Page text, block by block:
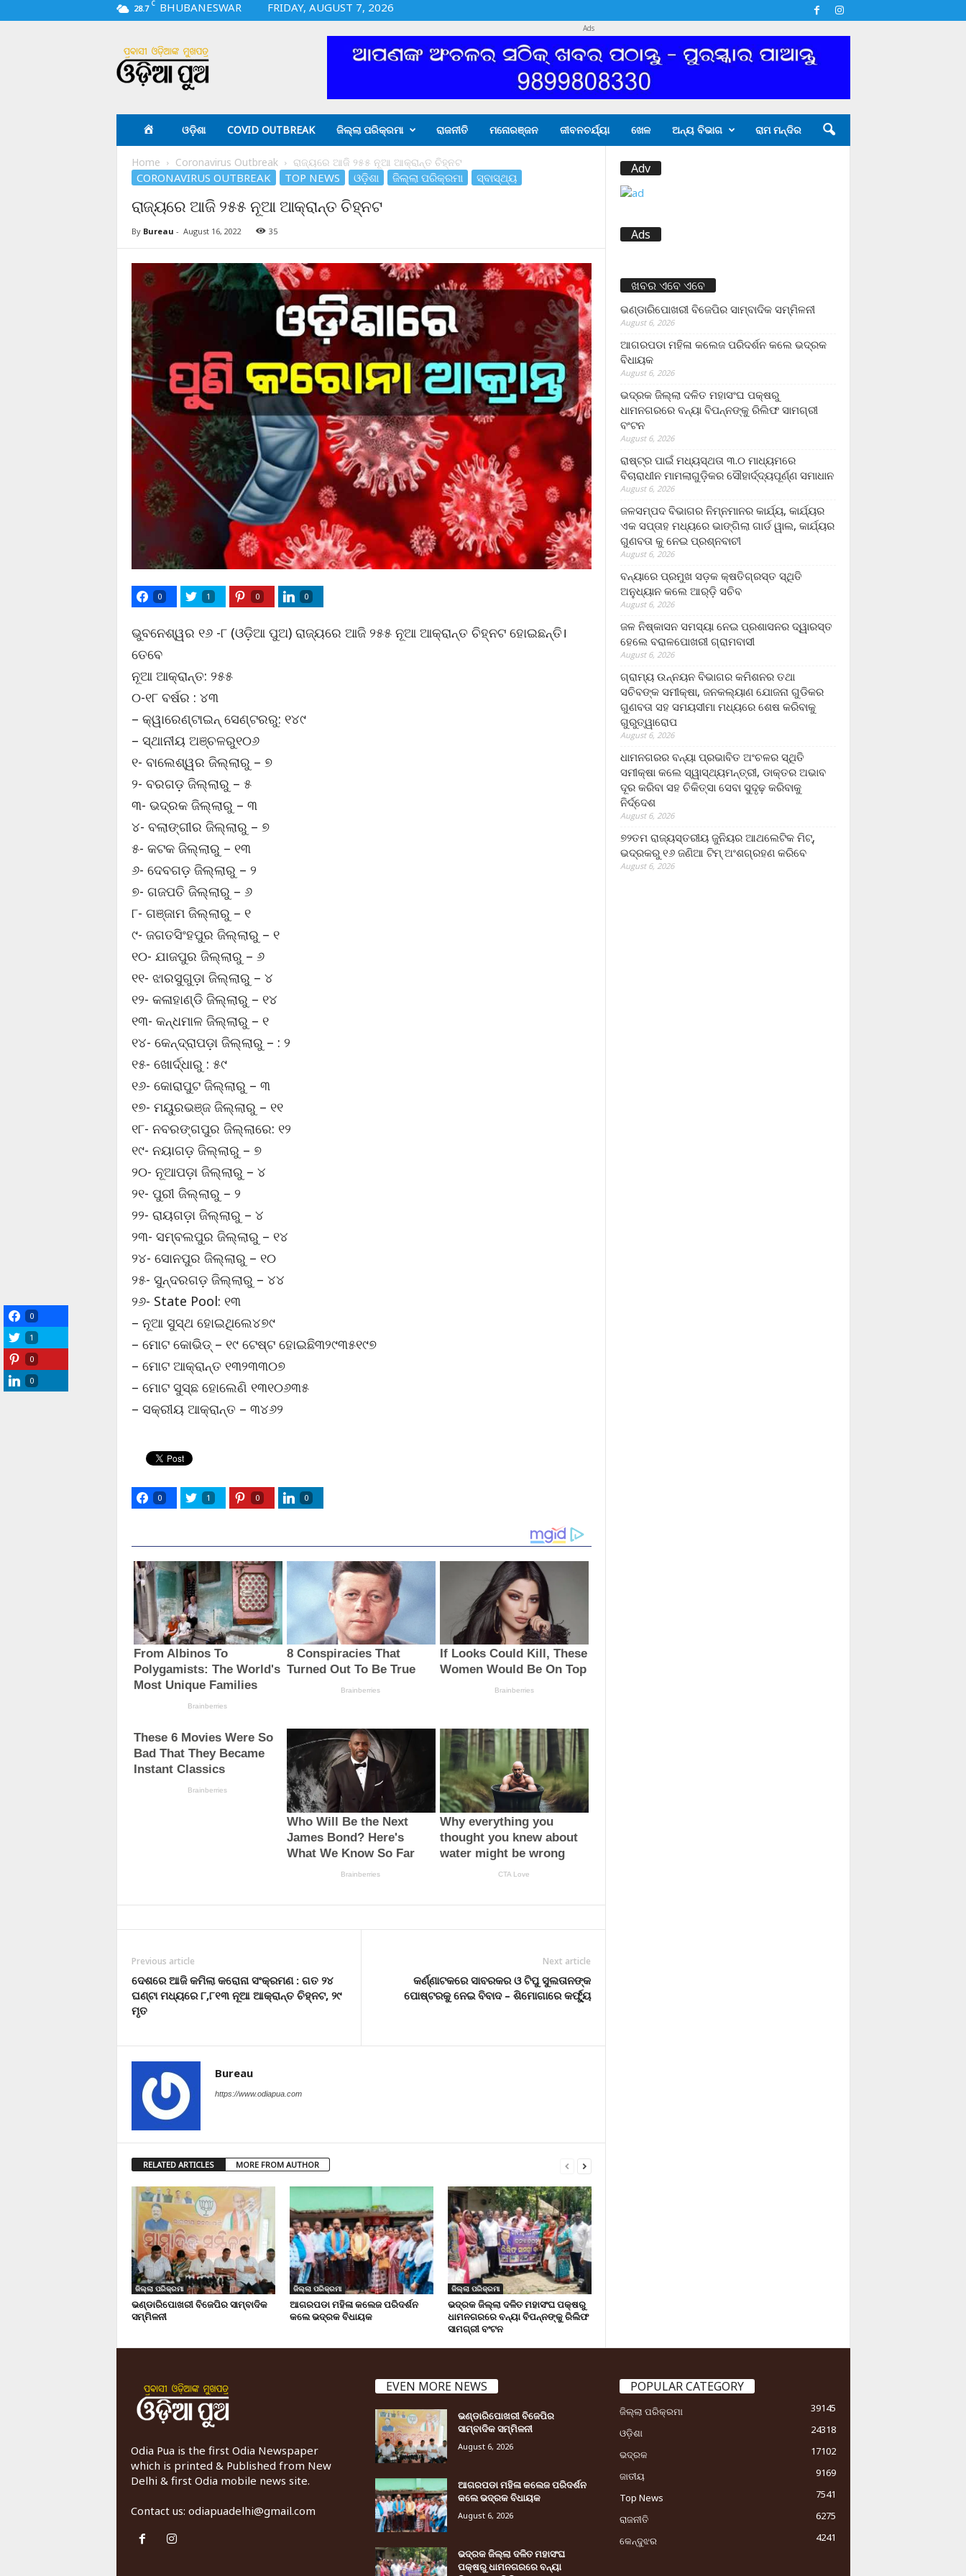
28.7 C BHUBANESWAR
FRIDAY, AUGUST 7, 2026
i
a
Ads
ଓଡ଼ିଶା COVID OUTBREAK ଜିଲ୍ଲା ପରିକ୍ରମା ରାଜନୀତି ମନୋରଞ୍ଜନ ଜୀବନଚର୍ଯ୍ୟା ଖେଳ ଅନ୍ୟ ବିଭାଗ ରାମ ମନ୍ଦିର
Home Coronavirus Outbreak ରାଜ୍ୟରେ ଆଜି ୨୫୫ ନୂଆ ଆକ୍ରାନ୍ତ ଚିହ୍ନଟ
CORONAVIRUS OUTBREAK TOP NEWS ଓଡ଼ିଶା ଜିଲ୍ଲା ପରିକ୍ରମା ସ୍ବାସ୍ଥ୍ୟ
ରାଜ୍ୟରେ ଆଜି ୨୫୫ ନୂଆ ଆକ୍ରାନ୍ତ ଚିହ୍ନଟ
By Bureau - August 16, 2022 35
0 1 0 0
ଭୁବନେଶ୍ୱର ୧୬ -୮ (ଓଡ଼ିଆ ପୁଅ) ରାଜ୍ୟରେ ଆଜି ୨୫୫ ନୂଆ ଆକ୍ରାନ୍ତ ଚିହ୍ନଟ ହୋଇଛନ୍ତି।
ତେବେ
ନୂଆ ଆକ୍ରାନ୍ତ: ୨୫୫
୦-୧୮ ବର୍ଷର : ୪୩
– କ୍ୱାରେଣ୍ଟାଇନ୍ ସେଣ୍ଟରରୁ: ୧୪୯
– ସ୍ଥାନୀୟ ଅଞ୍ଚଳରୁ୧୦୬
୧- ବାଲେଶ୍ୱର ଜିଲ୍ଲାରୁ – ୭
୨- ବରଗଡ଼ ଜିଲ୍ଲାରୁ – ୫
୩- ଭଦ୍ରକ ଜିଲ୍ଲାରୁ – ୩
୪- ବଲାଙ୍ଗୀର ଜିଲ୍ଲାରୁ – ୭
୫- କଟକ ଜିଲ୍ଲାରୁ – ୧୩
୬- ଦେବଗଡ଼ ଜିଲ୍ଲାରୁ – ୨
୭- ଗଜପତି ଜିଲ୍ଲାରୁ – ୬
୮- ଗଞ୍ଜାମ ଜିଲ୍ଲାରୁ – ୧
୯- ଜଗତସିଂହପୁର ଜିଲ୍ଲାରୁ – ୧
୧୦- ଯାଜପୁର ଜିଲ୍ଲାରୁ – ୬
୧୧- ଝାରସୁଗୁଡ଼ା ଜିଲ୍ଲାରୁ – ୪
୧୨- କଳାହାଣ୍ଡି ଜିଲ୍ଲାରୁ – ୧୪
୧୩- କନ୍ଧମାଳ ଜିଲ୍ଲାରୁ – ୧
୧୪- କେନ୍ଦ୍ରାପଡ଼ା ଜିଲ୍ଲାରୁ – : ୨
୧୫- ଖୋର୍ଦ୍ଧାରୁ : ୫୯
୧୬- କୋରାପୁଟ ଜିଲ୍ଲାରୁ – ୩
୧୭- ମୟୁରଭଞ୍ଜ ଜିଲ୍ଲାରୁ – ୧୧
୧୮- ନବରଙ୍ଗପୁର ଜିଲ୍ଲାରେ: ୧୨
୧୯- ନୟାଗଡ଼ ଜିଲ୍ଲାରୁ – ୭
୨୦- ନୂଆପଡ଼ା ଜିଲ୍ଲାରୁ – ୪
୨୧- ପୁରୀ ଜିଲ୍ଲାରୁ – ୨
୨୨- ରାୟଗଡ଼ା ଜିଲ୍ଲାରୁ – ୪
୨୩- ସମ୍ବଲପୁର ଜିଲ୍ଲାରୁ – ୧୪
୨୪- ସୋନପୁର ଜିଲ୍ଲାରୁ – ୧୦
୨୫- ସୁନ୍ଦରଗଡ଼ ଜିଲ୍ଲାରୁ – ୪୪
୨୬- State Pool: ୧୩
– ନୂଆ ସୁସ୍ଥ ହୋଇଥିଲେ୪୭୯
– ମୋଟ କୋଭିଡ୍ – ୧୯ ଟେଷ୍ଟ ହୋଇଛି୩୨୯୩୫୧୯୭
– ମୋଟ ଆକ୍ରାନ୍ତ ୧୩୨୩୩୦୭
– ମୋଟ ସୁସ୍ଛ ହୋଲେଣି ୧୩୧୦୬୩୫
– ସକ୍ରୀୟ ଆକ୍ରାନ୍ତ – ୩୪୬୨
0 1 0 0
Previous article
ଦେଶରେ ଆଜି କମିଲା କରୋନା ସଂକ୍ରମଣ : ଗତ ୨୪
ଘଣ୍ଟା ମଧ୍ୟରେ ୮,୮୧୩ ନୂଆ ଆକ୍ରାନ୍ତ ଚିହ୍ନଟ, ୨୯
ମୃତ
Next article
କର୍ଣ୍ଣାଟକରେ ସାବରକର ଓ ଟିପୁ ସୁଲତାନଙ୍କ
ପୋଷ୍ଟରକୁ ନେଇ ବିବାଦ – ଶିମୋଗାରେ କର୍ଫ୍ୟୁ
Bureau
https://www.odiapua.com
RELATED ARTICLES MORE FROM AUTHOR
ଜିଲ୍ଲା ପରିକ୍ରମା
ଭଣ୍ଡାରିପୋଖରୀ ବିଜେପିର ସାମ୍ବାଦିକ
ସମ୍ମିଳନୀ
ଜିଲ୍ଲା ପରିକ୍ରମା
ଆଗରପଡା ମହିଳା କଲେଜ ପରିଦର୍ଶନ
କଲେ ଭଦ୍ରକ ବିଧାୟକ
ଜିଲ୍ଲା ପରିକ୍ରମା
ଭଦ୍ରକ ଜିଲ୍ଲା ଦଳିତ ମହାସଂଘ ପକ୍ଷରୁ
ଧାମନଗରରେ ବନ୍ୟା ବିପନ୍ନଙ୍କୁ ରିଲିଫ
ସାମଗ୍ରୀ ବଂଟନ
Adv
Ads
ଖବର ଏବେ ଏବେ
ଭଣ୍ଡାରିପୋଖରୀ ବିଜେପିର ସାମ୍ବାଦିକ ସମ୍ମିଳନୀ
August 6, 2026
ଆଗରପଡା ମହିଳା କଲେଜ ପରିଦର୍ଶନ କଲେ ଭଦ୍ରକ
ବିଧାୟକ
August 6, 2026
ଭଦ୍ରକ ଜିଲ୍ଲା ଦଳିତ ମହାସଂଘ ପକ୍ଷରୁ
ଧାମନଗରରେ ବନ୍ୟା ବିପନ୍ନଙ୍କୁ ରିଲିଫ ସାମଗ୍ରୀ
ବଂଟନ
August 6, 2026
ରାଷ୍ଟ୍ର ପାଇଁ ମଧ୍ୟସ୍ଥତା ୩.୦ ମାଧ୍ୟମରେ
ବିଚାରାଧୀନ ମାମଲାଗୁଡ଼ିକର ସୌହାର୍ଦ୍ଦ୍ୟପୂର୍ଣ୍ଣ ସମାଧାନ
August 6, 2026
ଜଳସମ୍ପଦ ବିଭାଗର ନିମ୍ନମାନର କାର୍ଯ୍ୟ, କାର୍ଯ୍ୟର
ଏକ ସପ୍ତାହ ମଧ୍ୟରେ ଭାଙ୍ଗିଲା ଗାର୍ଡ ୱାଲ, କାର୍ଯ୍ୟର
ଗୁଣବତା କୁ ନେଇ ପ୍ରଶ୍ନବାଚୀ
August 6, 2026
ବନ୍ୟାରେ ପ୍ରମୁଖ ସଡ଼କ କ୍ଷତିଗ୍ରସ୍ତ ସ୍ଥିତି
ଅନୁଧ୍ୟାନ କଲେ ଆର୍‌ଡ଼ି ସଚିବ
August 6, 2026
ଜଳ ନିଷ୍କାସନ ସମସ୍ୟା ନେଇ ପ୍ରଶାସନର ଦ୍ୱାରସ୍ତ
ହେଲେ ବରାଳପୋଖରୀ ଗ୍ରାମବାସୀ
August 6, 2026
ଗ୍ରାମ୍ୟ ଉନ୍ନୟନ ବିଭାଗର କମିଶନର ତଥା
ସଚିବଙ୍କ ସମୀକ୍ଷା, ଜନକଲ୍ୟାଣ ଯୋଜନା ଗୁଡିକର
ଗୁଣବତା ସହ ସମୟସୀମା ମଧ୍ୟରେ ଶେଷ କରିବାକୁ
ଗୁରୁତ୍ୱାରୋପ
August 6, 2026
ଧାମନଗରର ବନ୍ୟା ପ୍ରଭାବିତ ଅଂଚଳର ସ୍ଥିତି
ସମୀକ୍ଷା କଲେ ସ୍ୱାସ୍ଥ୍ୟମନ୍ତ୍ରୀ, ଡାକ୍ତର ଅଭାବ
ଦୂର କରିବା ସହ ଚିକିତ୍ସା ସେବା ସୁଦୃଢ଼ କରିବାକୁ
ନିର୍ଦ୍ଦେଶ
August 6, 2026
୭୨ତମ ରାଜ୍ୟସ୍ତରୀୟ ଜୁନିୟର ଆଥଲେଟିକ ମିଟ୍‌,
ଭଦ୍ରକରୁ ୧୬ ଜଣିଆ ଟିମ୍ ଅଂଶଗ୍ରହଣ କରିବେ
August 6, 2026
Odia Pua is the first Odia Newspaper
which is printed & Published from New
Delhi & first Odia mobile news site.
Contact us: odiapuadelhi@gmail.com
EVEN MORE NEWS
ଭଣ୍ଡାରିପୋଖରୀ ବିଜେପିର
ସାମ୍ବାଦିକ ସମ୍ମିଳନୀ
August 6, 2026
ଆଗରପଡା ମହିଳା କଲେଜ ପରିଦର୍ଶନ
କଲେ ଭଦ୍ରକ ବିଧାୟକ
August 6, 2026
ଭଦ୍ରକ ଜିଲ୍ଲା ଦଳିତ ମହାସଂଘ
ପକ୍ଷରୁ ଧାମନଗରରେ ବନ୍ୟା
POPULAR CATEGORY
ଜିଲ୍ଲା ପରିକ୍ରମା
39145
ଓଡ଼ିଶା
24318
ଭଦ୍ରକ
17102
ଜାତୀୟ
9169
Top News
7541
ରାଜନୀତି
6275
କେନ୍ଦୁଝର
4241
0
1
0
0